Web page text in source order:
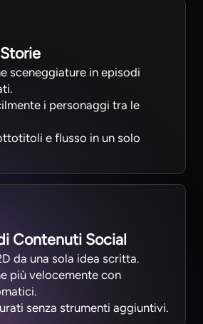
sceneggiature in episodi
i personaggi tra le
e flusso in un solo
Contenuti Social
da una sola idea scritta.
più velocemente con
senza strumenti aggiuntivi.